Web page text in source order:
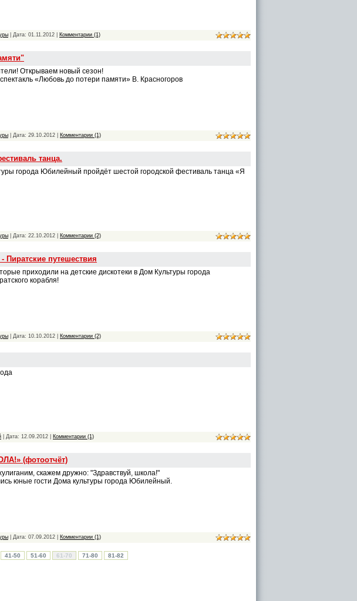
| Дата: 01.11.2012 Комментарии (1)
Открываем новый сезон!
«Любовь до потери памяти» В. Красногоров
| Дата: 29.10.2012 Комментарии (1)
танца.
города Юбилейный пройдёт шестой городской фестиваль танца «Я
| Дата: 22.10.2012 Комментарии (2)
Пиратские путешествия
приходили на детские дискотеки в Дом Культуры города
корабля!
| Дата: 10.10.2012 Комментарии (2)
| Дата: 12.09.2012 Комментарии (1)
(фотоотчёт)
скажем дружно: "Здравствуй, школа!"
юные гости Дома культуры города Юбилейный.
| Дата: 07.09.2012 Комментарии (1)
41-50 51-60 61-70 71-80 81-82